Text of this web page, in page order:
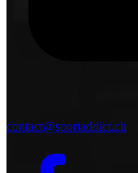
contact@sportaddict.ch